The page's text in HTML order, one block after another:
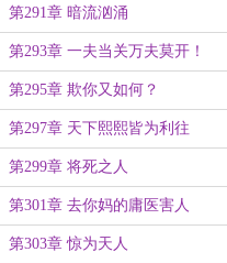
第291章 暗流汹涌
第293章 一夫当关万夫莫开！
第295章 欺你又如何？
第297章 天下熙熙皆为利往
第299章 将死之人
第301章 去你妈的庸医害人
第303章 惊为天人